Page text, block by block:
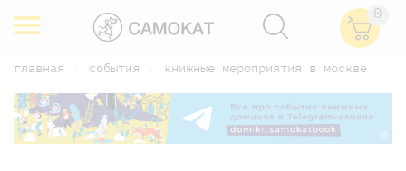
0
главная события книжные мероприятия в москве